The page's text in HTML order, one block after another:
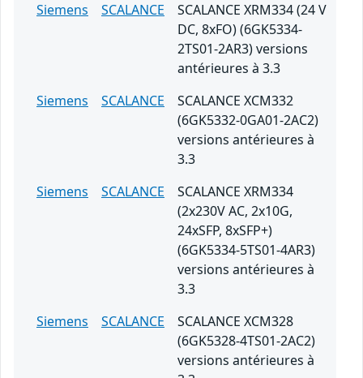
Siemens
SCALANCE
SCALANCE XRM334 (24 V
DC, 8xFO) (6GK5334-
2TS01-2AR3) versions
antérieures à 3.3
Siemens
SCALANCE
SCALANCE XCM332
(6GK5332-0GA01-2AC2)
versions antérieures à
3.3
Siemens
SCALANCE
SCALANCE XRM334
(2x230V AC, 2x10G,
24xSFP, 8xSFP+)
(6GK5334-5TS01-4AR3)
versions antérieures à
3.3
Siemens
SCALANCE
SCALANCE XCM328
(6GK5328-4TS01-2AC2)
versions antérieures à